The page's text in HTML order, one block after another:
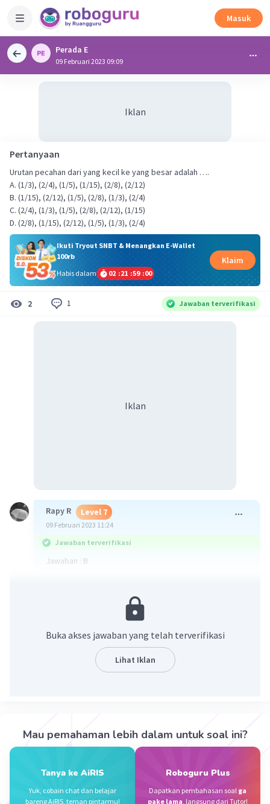
Masuk
Perada E
09 Februari 2023 09:09
Iklan
Pertanyaan
Urutan pecahan dari yang kecil ke yang besar adalah ….
A. (1/3), (2/4), (1/5), (1/15), (2/8), (2/12)
B. (1/15), (2/12), (1/5), (2/8), (1/3), (2/4)
C. (2/4), (1/3), (1/5), (2/8), (2/12), (1/15)
D. (2/8), (1/15), (2/12), (1/5), (1/3), (2/4)
Ikuti Tryout SNBT & Menangkan E-Wallet
100rb
Habis dalam
02 :21 :58 :59
Klaim
2 1 Jawaban terverifikasi
Iklan
Rapy R Level 7
09 Februari 2023 11:24
Jawaban terverifikasi
Jawaban : B
1/3 = 0,33
Semoga membantu..
Buka akses jawaban yang telah terverifikasi
Lihat Iklan
Mau pemahaman lebih dalam untuk soal ini?
Tanya ke AiRIS
Yuk, cobain chat dan belajar
bareng AiRIS, teman pintarmu!
Roboguru Plus
Dapatkan pembahasan soal ga
pake lama, langsung dari Tutor!